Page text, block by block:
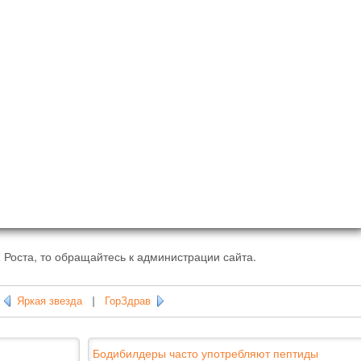
то обращайтесь к администрации сайта.
Яркая звезда| ГорЗдрав
Бодибилдеры часто употребляют пептиды